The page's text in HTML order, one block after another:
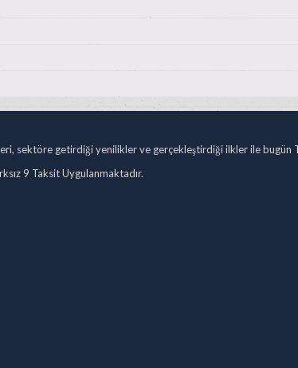
sektöre getirdiği yenilikler ve gerçekleştirdiği ilkler ile
9 Taksit Uygulanmaktadır.